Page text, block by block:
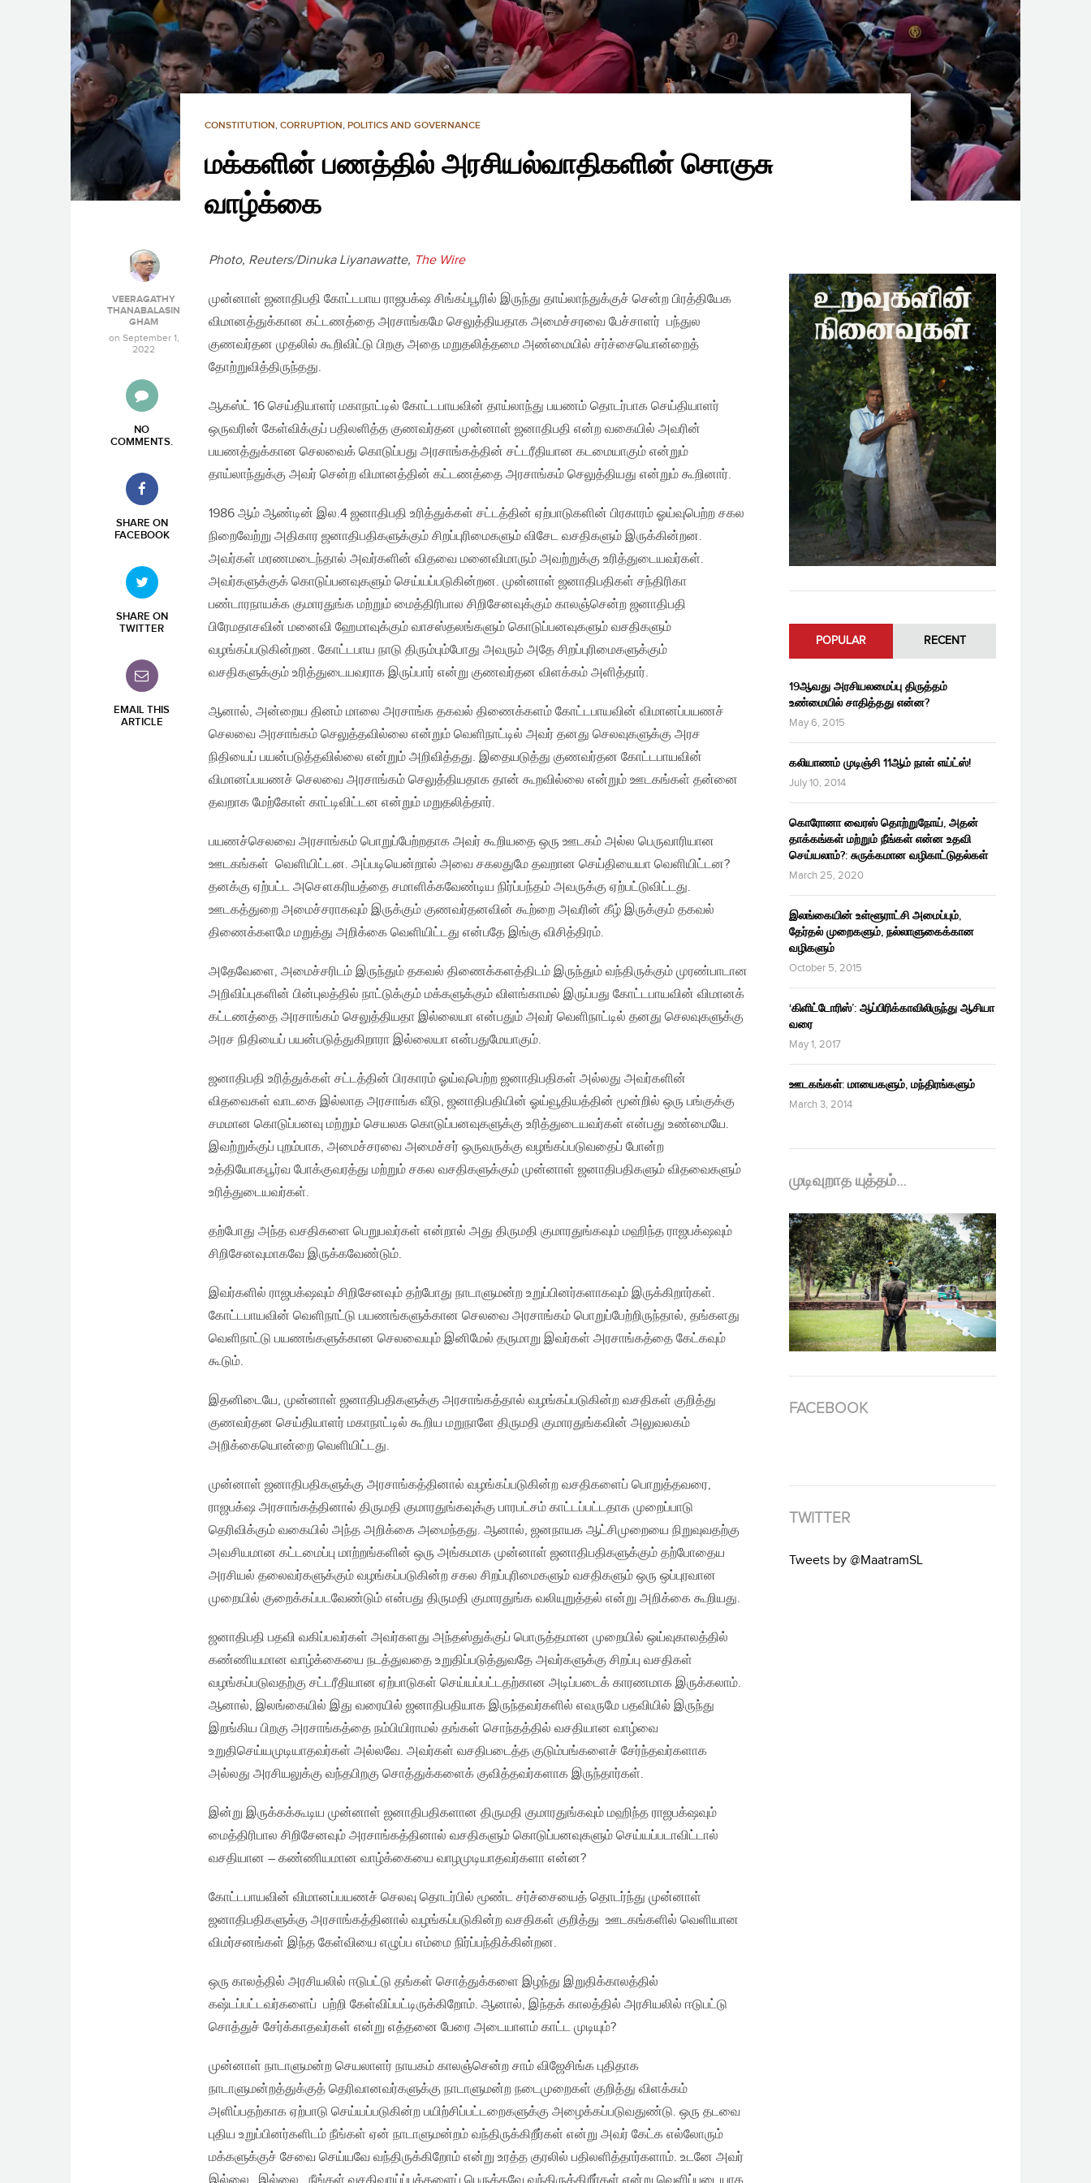
CONSTITUTION, CORRUPTION, POLITICS AND GOVERNANCE
மக்களின் பணத்தில் அரசியல்வாதிகளின் சொகுசு
வாழ்க்கை
VEERAGATHY
THANABALASIN
GHAM
on September 1,
2022
NO
COMMENTS.
SHARE ON
FACEBOOK
SHARE ON
TWITTER
EMAIL THIS
ARTICLE
Photo, Reuters/Dinuka Liyanawatte, The Wire
முன்னாள் ஜனாதிபதி கோட்டபாய ராஜபக்‌ஷ சிங்கப்பூரில் இருந்து தாய்லாந்துக்குச் சென்ற பிரத்தியேக
விமானத்துக்கான கட்டணத்தை அரசாங்கமே செலுத்தியதாக அமைச்சரவை பேச்சாளர் பந்துல
குணவர்தன முதலில் கூறிவிட்டு பிறகு அதை மறுதலித்தமை அண்மையில் சர்ச்சையொன்றைத்
தோற்றுவித்திருந்தது.
ஆகஸ்ட் 16 செய்தியாளர் மகாநாட்டில் கோட்டபாயவின் தாய்லாந்து பயணம் தொடர்பாக செய்தியாளர்
ஒருவரின் கேள்விக்குப் பதிலளித்த குணவர்தன முன்னாள் ஜனாதிபதி என்ற வகையில் அவரின்
பயணத்துக்கான செலவைக் கொடுப்பது அரசாங்கத்தின் சட்டரீதியான கடமையாகும் என்றும்
தாய்லாந்துக்கு அவர் சென்ற விமானத்தின் கட்டணத்தை அரசாங்கம் செலுத்தியது என்றும் கூறினார்.
1986 ஆம் ஆண்டின் இல.4 ஜனாதிபதி உரித்துக்கள் சட்டத்தின் ஏற்பாடுகளின் பிரகாரம் ஓய்வுபெற்ற சகல
நிறைவேற்று அதிகார ஜனாதிபதிகளுக்கும் சிறப்புரிமைகளும் விசேட வசதிகளும் இருக்கின்றன.
அவர்கள் மரணமடைந்தால் அவர்களின் விதவை மனைவிமாரும் அவற்றுக்கு உரித்துடையவர்கள்.
அவர்களுக்குக் கொடுப்பனவுகளும் செய்யப்படுகின்றன. முன்னாள் ஜனாதிபதிகள் சந்திரிகா
பண்டாரநாயக்க குமாரதுங்க மற்றும் மைத்திரிபால சிறிசேனவுக்கும் காலஞ்சென்ற ஜனாதிபதி
பிரேமதாசவின் மனைவி ஹேமாவுக்கும் வாசஸ்தலங்களும் கொடுப்பனவுகளும் வசதிகளும்
வழங்கப்படுகின்றன. கோட்டபாய நாடு திரும்பும்போது அவரும் அதே சிறப்புரிமைகளுக்கும்
வசதிகளுக்கும் உரித்துடையவராக இருப்பார் என்று குணவர்தன விளக்கம் அளித்தார்.
ஆனால், அன்றைய தினம் மாலை அரசாங்க தகவல் திணைக்களம் கோட்டபாயவின் விமானப்பயணச்
செலவை அரசாங்கம் செலுத்தவில்லை என்றும் வெளிநாட்டில் அவர் தனது செலவுகளுக்கு அரச
நிதியைப் பயன்படுத்தவில்லை என்றும் அறிவித்தது. இதையடுத்து குணவர்தன கோட்டபாயவின்
விமானப்பயணச் செலவை அரசாங்கம் செலுத்தியதாக தான் கூறவில்லை என்றும் ஊடகங்கள் தன்னை
தவறாக மேற்கோள் காட்டிவிட்டன என்றும் மறுதலித்தார்.
பயணச்செலவை அரசாங்கம் பொறுப்பேற்றதாக அவர் கூறியதை ஒரு ஊடகம் அல்ல பெருவாரியான
ஊடகங்கள் வெளியிட்டன. அப்படியென்றால் அவை சகலதுமே தவறான செய்தியையா வெளியிட்டன?
தனக்கு ஏற்பட்ட அசௌகரியத்தை சமாளிக்கவேண்டிய நிர்ப்பந்தம் அவருக்கு ஏற்பட்டுவிட்டது.
ஊடகத்துறை அமைச்சராகவும் இருக்கும் குணவர்தனவின் கூற்றை அவரின் கீழ் இருக்கும் தகவல்
திணைக்களமே மறுத்து அறிக்கை வெளியிட்டது என்பதே இங்கு விசித்திரம்.
அதேவேளை, அமைச்சரிடம் இருந்தும் தகவல் திணைக்களத்திடம் இருந்தும் வந்திருக்கும் முரண்பாடான
அறிவிப்புகளின் பின்புலத்தில் நாட்டுக்கும் மக்களுக்கும் விளங்காமல் இருப்பது கோட்டபாயவின் விமானக்
கட்டணத்தை அரசாங்கம் செலுத்தியதா இல்லையா என்பதும் அவர் வெளிநாட்டில் தனது செலவுகளுக்கு
அரச நிதியைப் பயன்படுத்துகிறாரா இல்லையா என்பதுமேயாகும்.
ஜனாதிபதி உரித்துக்கள் சட்டத்தின் பிரகாரம் ஓய்வுபெற்ற ஜனாதிபதிகள் அல்லது அவர்களின்
விதவைகள் வாடகை இல்லாத அரசாங்க வீடு, ஜனாதிபதியின் ஓய்வூதியத்தின் மூன்றில் ஒரு பங்குக்கு
சமமான கொடுப்பனவு மற்றும் செயலக கொடுப்பனவுகளுக்கு உரித்துடையவர்கள் என்பது உண்மையே.
இவற்றுக்குப் புறம்பாக, அமைச்சரவை அமைச்சர் ஒருவருக்கு வழங்கப்படுவதைப் போன்ற
உத்தியோகபூர்வ போக்குவரத்து மற்றும் சகல வசதிகளுக்கும் முன்னாள் ஜனாதிபதிகளும் விதவைகளும்
உரித்துடையவர்கள்.
தற்போது அந்த வசதிகளை பெறுபவர்கள் என்றால் அது திருமதி குமாரதுங்கவும் மஹிந்த ராஜபக்‌ஷவும்
சிறிசேனவுமாகவே இருக்கவேண்டும்.
இவர்களில் ராஜபக்‌ஷவும் சிறிசேனவும் தற்போது நாடாளுமன்ற உறுப்பினர்களாகவும் இருக்கிறார்கள்.
கோட்டபாயவின் வெளிநாட்டு பயணங்களுக்கான செலவை அரசாங்கம் பொறுப்பேற்றிருந்தால், தங்களது
வெளிநாட்டு பயணங்களுக்கான செலவையும் இனிமேல் தருமாறு இவர்கள் அரசாங்கத்தை கேட்கவும்
கூடும்.
இதனிடையே, முன்னாள் ஜனாதிபதிகளுக்கு அரசாங்கத்தால் வழங்கப்படுகின்ற வசதிகள் குறித்து
குணவர்தன செய்தியாளர் மகாநாட்டில் கூறிய மறுநாளே திருமதி குமாரதுங்கவின் அலுவலகம்
அறிக்கையொன்றை வெளியிட்டது.
முன்னாள் ஜனாதிபதிகளுக்கு அரசாங்கத்தினால் வழங்கப்படுகின்ற வசதிகளைப் பொறுத்தவரை,
ராஜபக்‌ஷ அரசாங்கத்தினால் திருமதி குமாரதுங்கவுக்கு பாரபட்சம் காட்டப்பட்டதாக முறைப்பாடு
தெரிவிக்கும் வகையில் அந்த அறிக்கை அமைந்தது. ஆனால், ஜனநாயக ஆட்சிமுறையை நிறுவுவதற்கு
அவசியமான கட்டமைப்பு மாற்றங்களின் ஒரு அங்கமாக முன்னாள் ஜனாதிபதிகளுக்கும் தற்போதைய
அரசியல் தலைவர்களுக்கும் வழங்கப்படுகின்ற சகல சிறப்புரிமைகளும் வசதிகளும் ஒரு ஒப்புரவான
முறையில் குறைக்கப்படவேண்டும் என்பது திருமதி குமாரதுங்க வலியுறுத்தல் என்று அறிக்கை கூறியது.
ஜனாதிபதி பதவி வகிப்பவர்கள் அவர்களது அந்தஸ்துக்குப் பொருத்தமான முறையில் ஒய்வுகாலத்தில்
கண்ணியமான வாழ்க்கையை நடத்துவதை உறுதிப்படுத்துவதே அவர்களுக்கு சிறப்பு வசதிகள்
வழங்கப்படுவதற்கு சட்டரீதியான ஏற்பாடுகள் செய்யப்பட்டதற்கான அடிப்படைக் காரணமாக இருக்கலாம்.
ஆனால், இலங்கையில் இது வரையில் ஜனாதிபதியாக இருந்தவர்களில் எவருமே பதவியில் இருந்து
இறங்கிய பிறகு அரசாங்கத்தை நம்பியிராமல் தங்கள் சொந்தத்தில் வசதியான வாழ்வை
உறுதிசெய்யமுடியாதவர்கள் அல்லவே. அவர்கள் வசதிபடைத்த குடும்பங்களைச் சேர்ந்தவர்களாக
அல்லது அரசியலுக்கு வந்தபிறகு சொத்துக்களைக் குவித்தவர்களாக இருந்தார்கள்.
இன்று இருக்கக்கூடிய முன்னாள் ஜனாதிபதிகளான திருமதி குமாரதுங்கவும் மஹிந்த ராஜபக்‌ஷவும்
மைத்திரிபால சிறிசேனவும் அரசாங்கத்தினால் வசதிகளும் கொடுப்பனவுகளும் செய்யப்படாவிட்டால்
வசதியான – கண்ணியமான வாழ்க்கையை வாழமுடியாதவர்களா என்ன?
கோட்டபாயவின் விமானப்பயணச் செலவு தொடர்பில் மூண்ட சர்ச்சையைத் தொடர்ந்து முன்னாள்
ஜனாதிபதிகளுக்கு அரசாங்கத்தினால் வழங்கப்படுகின்ற வசதிகள் குறித்து ஊடகங்களில் வெளியான
விமர்சனங்கள் இந்த கேள்வியை எழுப்ப எம்மை நிர்ப்பந்திக்கின்றன.
ஒரு காலத்தில் அரசியலில் ஈடுபட்டு தங்கள் சொத்துக்களை இழந்து இறுதிக்காலத்தில்
கஷ்டப்பட்டவர்களைப் பற்றி கேள்விப்பட்டிருக்கிறோம். ஆனால், இந்தக் காலத்தில் அரசியலில் ஈடுபட்டு
சொத்துச் சேர்க்காதவர்கள் என்று எத்தனை பேரை அடையாளம் காட்ட முடியும்?
முன்னாள் நாடாளுமன்ற செயலாளர் நாயகம் காலஞ்சென்ற சாம் விஜேசிங்க புதிதாக
நாடாளுமன்றத்துக்குத் தெரிவானவர்களுக்கு நாடாளுமன்ற நடைமுறைகள் குறித்து விளக்கம்
அளிப்பதற்காக ஏற்பாடு செய்யப்படுகின்ற பயிற்சிப்பட்டறைகளுக்கு அழைக்கப்படுவதுண்டு. ஒரு தடவை
புதிய உறுப்பினர்களிடம் நீங்கள் ஏன் நாடாளுமன்றம் வந்திருக்கிறீர்கள் என்று அவர் கேட்க எல்லோரும்
மக்களுக்குச் சேவை செய்யவே வந்திருக்கிறோம் என்று உரத்த குரலில் பதிலளித்தார்களாம். உடனே அவர்
POPULAR RECENT
19ஆவது அரசியலமைப்பு திருத்தம்
உண்மையில் சாதித்தது என்ன?
May 6, 2015
கலியாணம் முடிஞ்சி 11ஆம் நாள் எய்ட்ஸ்!
July 10, 2014
கொரோனா வைரஸ் தொற்றுநோய், அதன்
தாக்கங்கள் மற்றும் நீங்கள் என்ன உதவி
செய்யலாம்?: சுருக்கமான வழிகாட்டுதல்கள்
March 25, 2020
இலங்கையின் உள்ளூராட்சி அமைப்பும்,
தேர்தல் முறைகளும், நல்லாளுகைக்கான
வழிகளும்
October 5, 2015
‘கிளிட்டோரிஸ்’: ஆப்பிரிக்காவிலிருந்து ஆசியா
வரை
May 1, 2017
ஊடகங்கள்: மாயைகளும், மந்திரங்களும்
March 3, 2014
முடிவுறாத யுத்தம்…
FACEBOOK
TWITTER
Tweets by @MaatramSL